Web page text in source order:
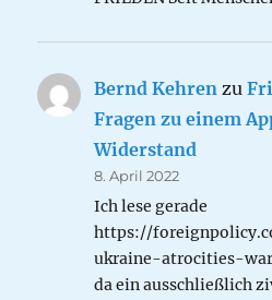
Bernd Kehren zu
Fragen zu einem
Widerstand
8. April 2022
Ich lese gerade
https://
ukraine-atrocities-
da ein ausschließlich